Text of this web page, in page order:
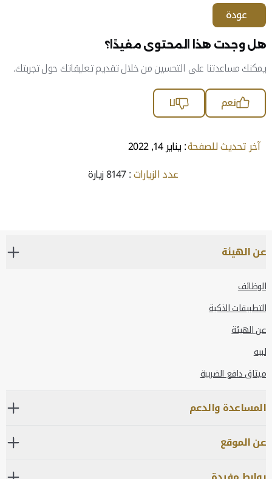
عودة
هل وجدت هذا المحتوى مفيدًا؟
يمكنك مساعدتنا على التحسين من خلال تقديم تعليقاتك حول تجربتك.
نعم
لا
آخر تحديث للصفحة: يناير 14, 2022
عدد الزيارات: 8147 زيارة
عن الهيئة
الوظائف
التطبيقات الذكية
عن الهيئة
لبيه
ميثاق دافع الضريبة
المساعدة والدعم
عن الموقع